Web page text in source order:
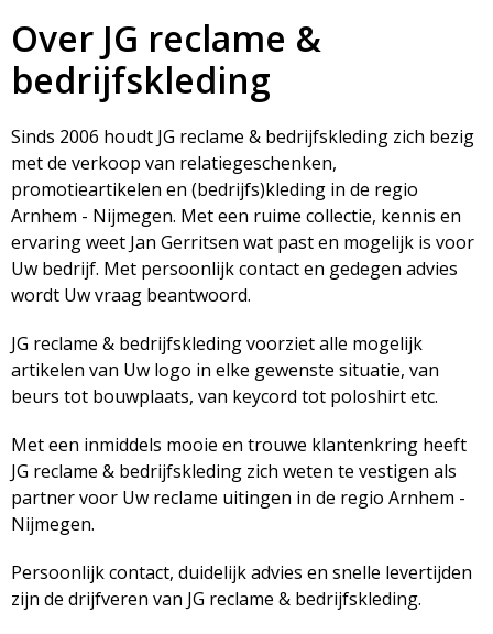
Over JG reclame &
bedrijfskleding
Sinds 2006 houdt JG reclame & bedrijfskleding zich bezig
met de verkoop van relatiegeschenken,
promotieartikelen en (bedrijfs)kleding in de regio
Arnhem - Nijmegen. Met een ruime collectie, kennis en
ervaring weet Jan Gerritsen wat past en mogelijk is voor
Uw bedrijf. Met persoonlijk contact en gedegen advies
wordt Uw vraag beantwoord.
JG reclame & bedrijfskleding voorziet alle mogelijk
artikelen van Uw logo in elke gewenste situatie, van
beurs tot bouwplaats, van keycord tot poloshirt etc.
Met een inmiddels mooie en trouwe klantenkring heeft
JG reclame & bedrijfskleding zich weten te vestigen als
partner voor Uw reclame uitingen in de regio Arnhem -
Nijmegen.
Persoonlijk contact, duidelijk advies en snelle levertijden
zijn de drijfveren van JG reclame & bedrijfskleding.